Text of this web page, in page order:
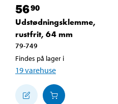
5690
Udstødningsklemme,
rustfrit, 64 mm
79-749
Findes på lager i
19varehuse